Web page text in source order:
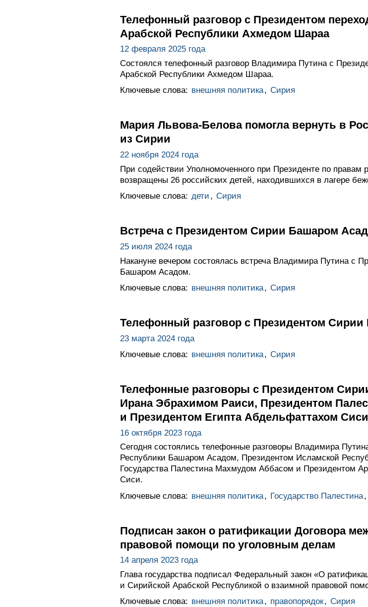
Телефонный разговор с Президентом
Арабской Республики Ахмедом Шараа
12 февраля 2025 года
Состоялся телефонный разговор Владимира Путина с
Арабской Республики Ахмедом Шараа.
Ключевые слова: внешняя политика, Сирия
Мария Львова-Белова помогла вернуть в
из Сирии
22 ноября 2024 года
При содействии Уполномоченного при Президенте по
возвращены 26 российских детей, находившихся в лагере
Ключевые слова: дети , Сирия
Встреча с Президентом Сирии Башаром
25 июля 2024 года
Накануне вечером состоялась встреча Владимира Путина с
Башаром Асадом.
Ключевые слова: внешняя политика, Сирия
Телефонный разговор с Президентом
23 марта 2024 года
Ключевые слова: внешняя политика, Сирия
Телефонные разговоры с Президентом
Ирана Эбрахимом Раиси, Президентом
и Президентом Египта Абдельфаттахом Сиси
16 октября 2023 года
Сегодня состоялись телефонные разговоры Владимира
Республики Башаром Асадом, Президентом Исламской
Государства Палестина Махмудом Аббасом и Президентом
Сиси.
Ключевые слова: внешняя политика, Государство Палестина,
Подписан закон о ратификации Договора
правовой помощи по уголовным делам
14 апреля 2023 года
Глава государства подписал Федеральный закон «О
и Сирийской Арабской Республикой о взаимной правовой
Ключевые слова: внешняя политика, правопорядок, Сирия